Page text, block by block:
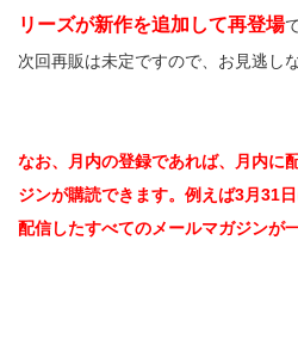
リーズが新作を追加して再登場
次回再販は未定ですので、お見逃し
なお、月内の登録であれば、月内に
ジンが購読できます。例えば3月31
配信したすべてのメールマガジンが